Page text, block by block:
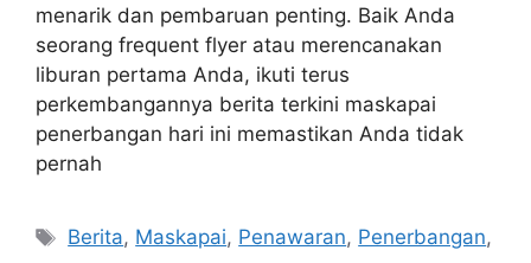
menarik dan pembaruan penting. Baik Anda
seorang frequent flyer atau merencanakan
liburan pertama Anda, ikuti terus
perkembangannya berita terkini maskapai
penerbangan hari ini memastikan Anda tidak
pernah
Tags
Berita, Maskapai, Penawaran, Penerbangan,